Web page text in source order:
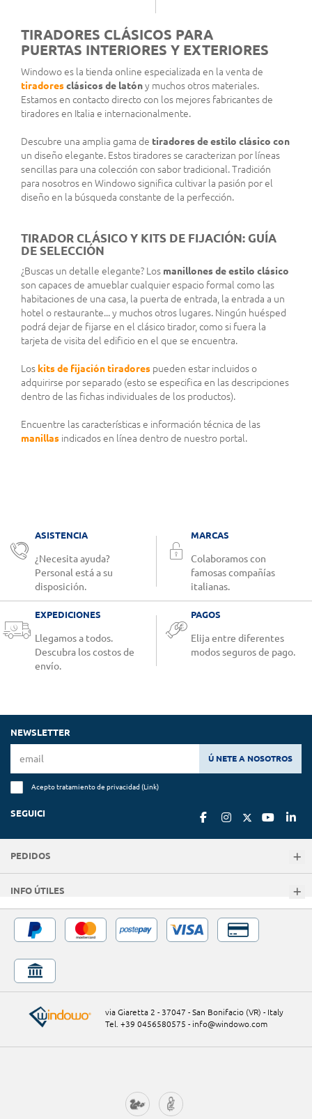
TIRADORES CLÁSICOS PARA
PUERTAS INTERIORES Y EXTERIORES
Windowo es la tienda online especializada en la venta de
tiradoresclásicos de latóny muchos otros materiales.
Estamos en contacto directo con los mejores fabricantes de
tiradores en Italia e internacionalmente.
Descubre una amplia gama de tiradores de estilo clásico con
un diseño elegante. Estos tiradores se caracterizan por líneas
sencillas para una colección con sabor tradicional. Tradición
para nosotros en Windowo significa cultivar la pasión por el
diseño en la búsqueda constante de la perfección.
TIRADOR CLÁSICO Y KITS DE FIJACIÓN: GUÍA
DE SELECCIÓN
¿Buscas un detalle elegante? Los manillones de estilo clásico
son capaces de amueblar cualquier espacio formal como las
habitaciones de una casa, la puerta de entrada, la entrada a un
hotel o restaurante... y muchos otros lugares. Ningún huésped
podrá dejar de fijarse en el clásico tirador, como si fuera la
tarjeta de visita del edificio en el que se encuentra.
Los kits de fijación tiradores pueden estar incluidos o
adquirirse por separado (esto se especifica en las descripciones
dentro de las fichas individuales de los productos).
Encuentre las características e información técnica de las
manillas indicados en línea dentro de nuestro portal.
ASISTENCIA
¿Necesita ayuda?
Personal está a su
disposición.
MARCAS
Colaboramos con
famosas compañías
italianas.
EXPEDICIONES
Llegamos a todos.
Descubra los costos de
envío.
PAGOS
Elija entre diferentes
modos seguros de pago.
NEWSLETTER
Ú NETE A NOSOTROS
Acepto tratamiento de privacidad (Link)
SEGUICI
PEDIDOS
INFO ÚTILES
via Giaretta 2 - 37047 - San Bonifacio (VR) - Italy
Tel. +39 0456580575 - info@windowo.com